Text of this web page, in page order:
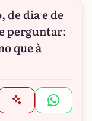
de dia e de
perguntar:
que à